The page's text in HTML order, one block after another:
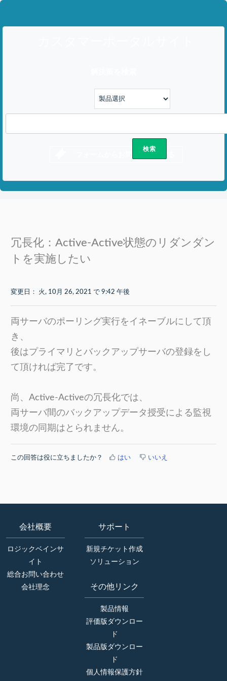
冗長化：Active-Active状態のリダンダン
トを実施したい
変更日： 火, 10月 26, 2021 で 9:42 午後
両サーバのポーリング実行をイネーブルにして頂
き、
後はプライマリとバックアップサーバの登録をし
て頂ければ完了です。
尚、Active-Activeの冗長化では、
両サーバ間のバックアップデータ授受による監視
環境の同期はとられません。
この回答は役に立ちましたか？ はい いいえ
会社概要
ロジックベインサ
イト
総合お問い合わせ
会社理念
サポート
新規チケット作成
ソリューション
その他リンク
製品情報
評価版ダウンロー
ド
製品版ダウンロー
ド
個人情報保護方針